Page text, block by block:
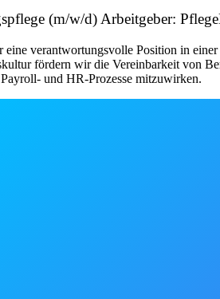
(m/w/d) Arbeitgeber:
eine verantwortungsvolle Position in
fördern wir die Vereinbarkeit von
und HR-Prozesse mitzuwirken.